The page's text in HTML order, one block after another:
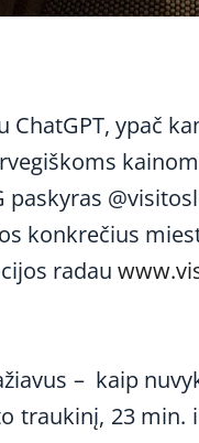
ChatGPT, ypač
paskyras
konkrečius
radau
– kaip
traukinį, 23